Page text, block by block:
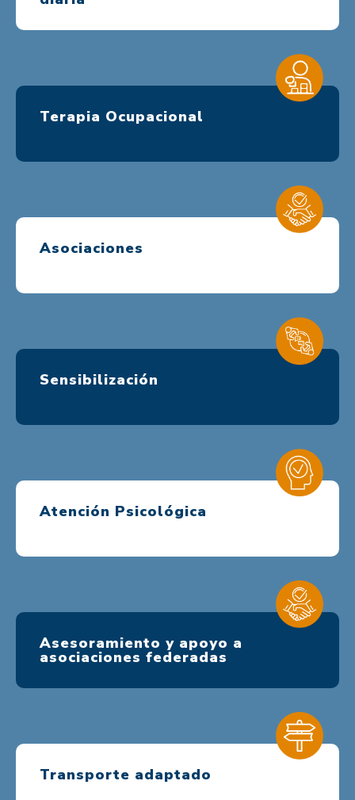
Terapia Ocupacional
Asociaciones
Sensibilización
Atención Psicológica
Asesoramiento y apoyo a
asociaciones federadas
Transporte adaptado